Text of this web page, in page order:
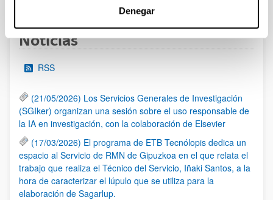
Denegar
Noticias
RSS
(21/05/2026) Los Servicios Generales de Investigación
(SGIker) organizan una sesión sobre el uso responsable de
la IA en investigación, con la colaboración de Elsevier
(17/03/2026) El programa de ETB Tecnólopis dedica un
espacio al Servicio de RMN de Gipuzkoa en el que relata el
trabajo que realiza el Técnico del Servicio, Iñaki Santos, a la
hora de caracterizar el lúpulo que se utiliza para la
elaboración de Sagarlup.